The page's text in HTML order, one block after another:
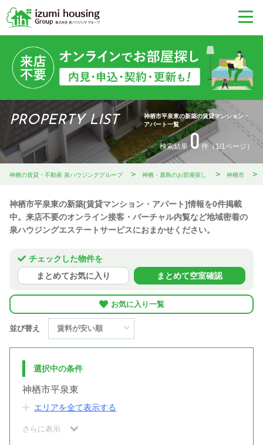
PROPERTY LIST
神栖市平泉東の新築の賃貸マンション・
アパート一覧
検索結果 0件（1/1ページ）
神栖の賃貸・不動産 泉ハウジンググループ 神栖・鹿島のお部屋探し 神栖市
神栖市平泉東の新築[賃貸マンション・アパート]情報を0件掲載
中。来店不要のオンライン接客・バーチャル内覧など地域密着の
泉ハウジングエステートサービスにおまかせください。
チェックした物件を
まとめてお気に入り
まとめて空室確認
お気に入り一覧
並び替え
選択中の条件
神栖市平泉東
エリアを全て表示する
さらに表示